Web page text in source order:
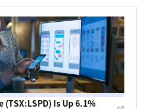
ォームOzonのGreater China社
単独インタビューで、中国セラ
している実態を語りました。欧
厳しさを増す中、人口2.5億人の